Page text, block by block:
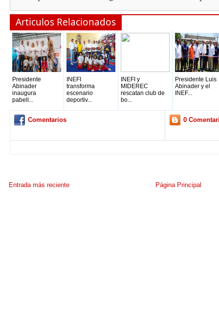
Articulos Relacionados
Presidente
Abinader
inaugura
pabell...
INEFI
transforma
escenario
deportiv...
INEFI y
MIDEREC
rescatan club de
bo...
Presidente Luis
Abinader y el
INEF...
Comentarios 0
Entrada más reciente Página Principal